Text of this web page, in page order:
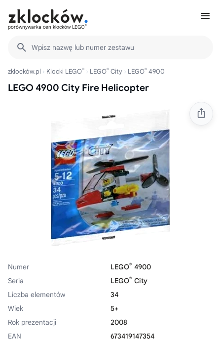
porównywarka cen klocków LEGO®
Wpisz nazwę lub numer zestawu
zklocków.pl Klocki LEGO® LEGO® City LEGO® 4900
LEGO 4900 City Fire Helicopter
Numer LEGO® 4900
Seria
LEGO® City
Liczba elementów
34
Wiek
5+
Rok prezentacji
2008
EAN
673419147354